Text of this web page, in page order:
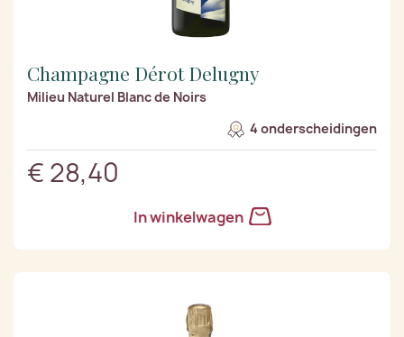
Champagne Dérot Delugny
Milieu Naturel Blanc de Noirs
4 onderscheidingen
€ 28,40
In winkelwagen